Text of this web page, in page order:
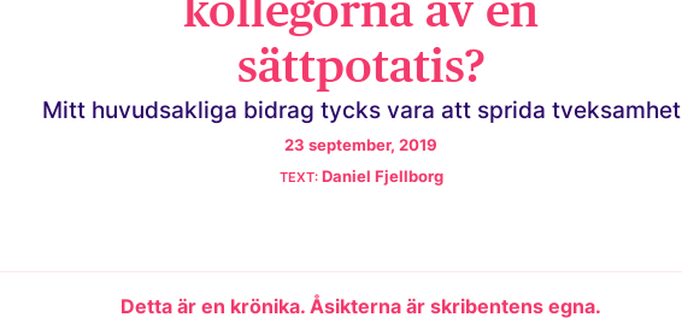
sättpotatis?
Mitt huvudsakliga bidrag tycks vara att sprida tveksamhet
23 september, 2019
Daniel Fjellborg
Detta är en krönika. Åsikterna är skribentens egna.